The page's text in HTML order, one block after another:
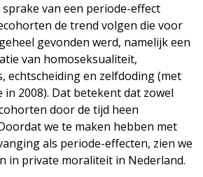
van een periode-effect
de trend volgen die voor
gevonden werd, namelijk een
van homoseksualiteit,
echtscheiding en zelfdoding (met
2008). Dat betekent dat zowel
door de tijd heen
we te maken hebben met
als periode-effecten, zien we
in private moraliteit in Nederland.